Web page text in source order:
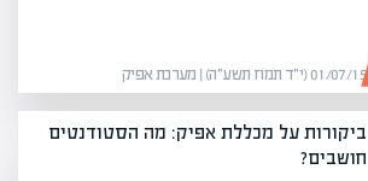
01/07/15 (י״ד תמוז תשע״ה) | מערכת אפיק
ביקורות על מכללת אפיק: מה הסטודנטים
חושבים?